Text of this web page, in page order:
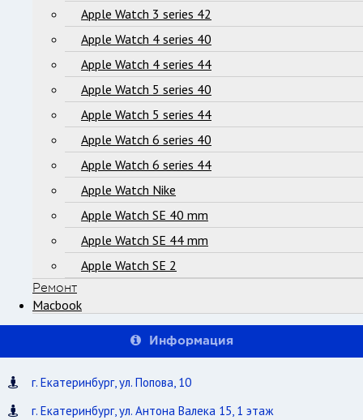
Apple Watch 3 series 42
Apple Watch 4 series 40
Apple Watch 4 series 44
Apple Watch 5 series 40
Apple Watch 5 series 44
Apple Watch 6 series 40
Apple Watch 6 series 44
Apple Watch Nike
Apple Watch SE 40 mm
Apple Watch SE 44 mm
Apple Watch SE 2
Ремонт
Macbook
Информация
г. Екатеринбург, ул. Попова, 10
г. Екатеринбург, ул. Антона Валека 15, 1 этаж